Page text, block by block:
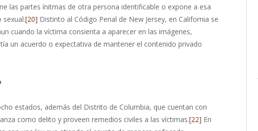
las partes ínitmas de otra persona identificable o expone a esa
sexual.[20] Distinto al Código Penal de New Jersey, en California se
cuando la víctima consienta a aparecer en las imágenes,
un acuerdo o expectativa de mantener el contenido privado
estados, además del Distrito de Columbia, que cuentan con
como delito y proveen remedios civiles a las víctimas.[22] En